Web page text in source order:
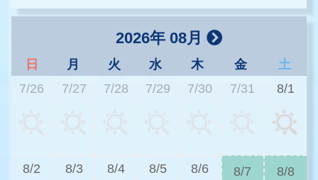
2026年 08月
日 月 火 水 木 金
土
7/26
7/27 7/28 7/29 7/30 7/31 8/1
8/2 8/3 8/4 8/5 8/6 8/7 8/8